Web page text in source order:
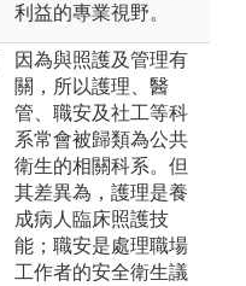
利益的專業視野。
因為與照護及管理有
關，所以護理、醫
管、職安及社工等科
系常會被歸類為公共
衛生的相關科系。但
其差異為，護理是養
成病人臨床照護技
能；職安是處理職場
工作者的安全衛生議